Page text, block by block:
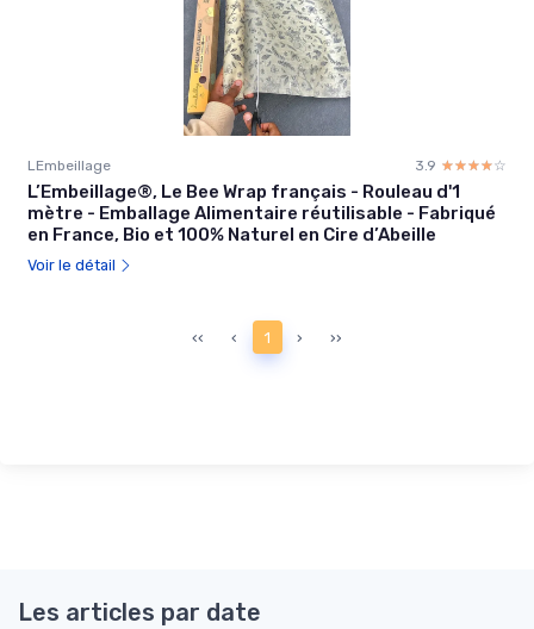
LEmbeillage 3.9 ☆☆☆☆☆
★★★★★
L’Embeillage®, Le Bee Wrap français - Rouleau d'1
mètre - Emballage Alimentaire réutilisable - Fabriqué
en France, Bio et 100% Naturel en Cire d’Abeille
Voir le détail
‹‹ ‹ 1 › ››
Les articles par date